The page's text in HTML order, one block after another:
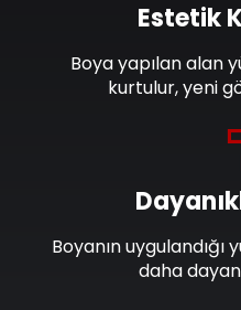
Boyanın uygulandığı
daha
Estetik
Boya yapılan alan
kurtulur, yeni